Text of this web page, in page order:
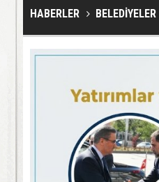
HABERLER BELEDİYELER